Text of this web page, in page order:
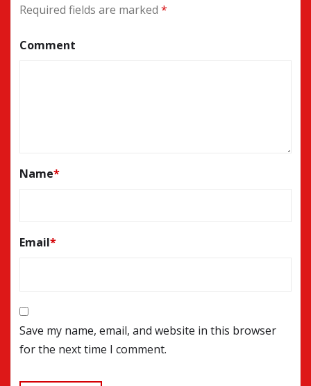
Required fields are marked *
Comment
Name*
Email*
Save my name, email, and website in this browser
for the next time I comment.